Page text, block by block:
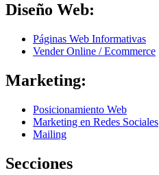
Diseño Web:
Páginas Web Informativas
Vender Online / Ecommerce
Marketing:
Posicionamiento Web
Marketing en Redes Sociales
Mailing
Secciones